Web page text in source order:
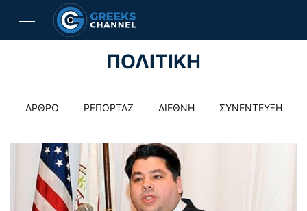
ΠΟΛΙΤΙΚΗ
ΑΡΘΡΟ ΡΕΠΟΡΤΑΖ ΔΙΕΘΝΗ ΣΥΝΕΝΤΕΥΞΗ